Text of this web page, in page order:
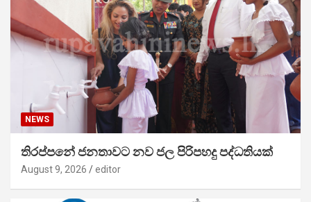
NEWS
තිරප්පනේ ජනතාවට නව ජල පිරිපහදු පද්ධතියක්
August 9, 2026 editor